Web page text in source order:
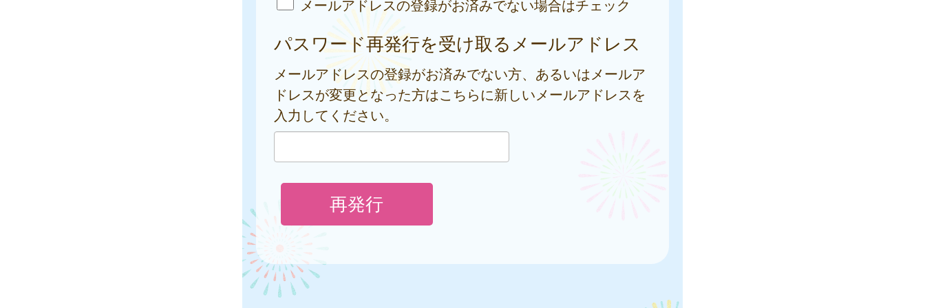
メールアドレスの登録がお済みでない場合はチェック
パスワード再発行を受け取るメールアドレス
メールアドレスの登録がお済みでない方、あるいはメールア
ドレスが変更となった方はこちらに新しいメールアドレスを
入力してください。